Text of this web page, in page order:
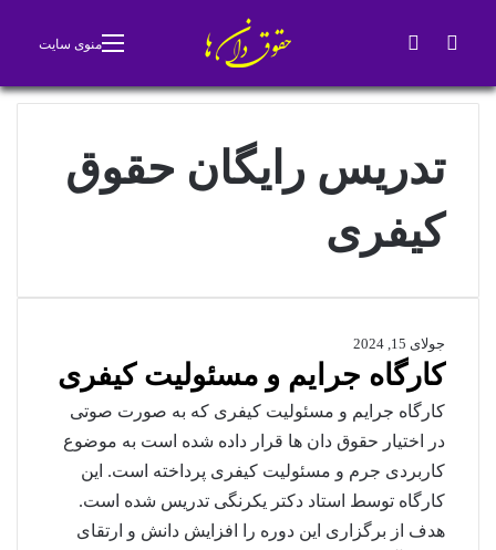
جستجو برای منوی سایت
تدریس رایگان حقوق
کیفری
جولای 15, 2024
کارگاه جرایم و مسئولیت کیفری
کارگاه جرایم و مسئولیت کیفری که به صورت صوتی
در اختیار حقوق دان ها قرار داده شده است به موضوع
کاربردی جرم و مسئولیت کیفری پرداخته است. این
کارگاه توسط استاد دکتر یکرنگی تدریس شده است.
هدف از برگزاری این دوره را افزایش دانش و ارتقای